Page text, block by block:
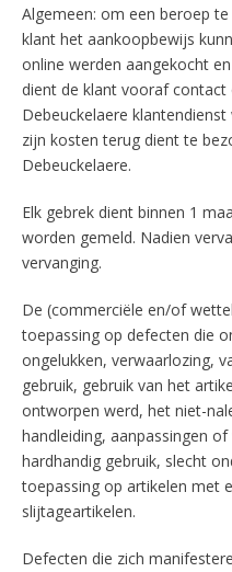
Algemeen: om een beroep
klant het aankoopbewijs
online werden aangekocht
dient de klant vooraf
Debeuckelaere
zijn kosten terug dient te
Debeuckelaere.
Elk gebrek dient binnen 1
worden gemeld. Nadien
vervanging.
De (commerciële en/of
toepassing op defecten die
ongelukken, verwaarlozing,
gebruik, gebruik van het
ontworpen werd, het niet-
handleiding, aanpassingen
hardhandig gebruik, slecht
toepassing op artikelen met
slijtageartikelen.
Defecten die zich